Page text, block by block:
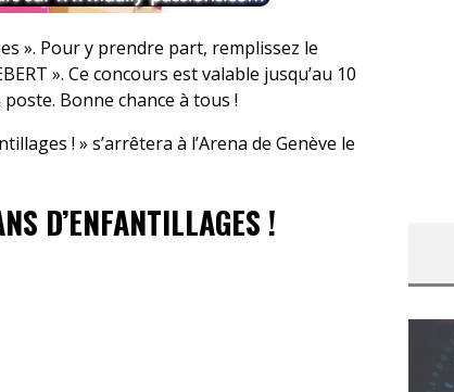
». Pour y prendre part, remplissez le
». Ce concours est valable jusqu’au 10
Bonne chance à tous !
! » s’arrêtera à l’Arena de Genève le
D’ENFANTILLAGES !